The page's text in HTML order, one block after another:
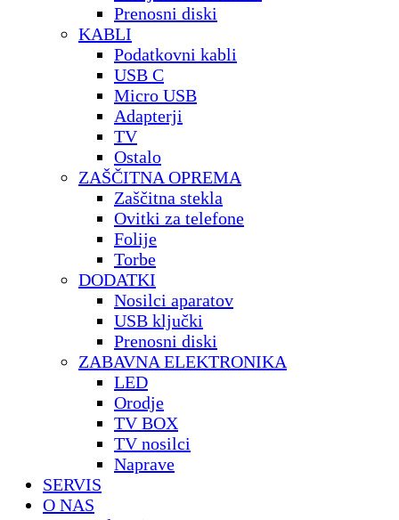
Prenosni diski
KABLI
Podatkovni kabli
USB C
Micro USB
Adapterji
TV
Ostalo
ZAŠČITNA OPREMA
Zaščitna stekla
Ovitki za telefone
Folije
Torbe
DODATKI
Nosilci aparatov
USB ključki
Prenosni diski
ZABAVNA ELEKTRONIKA
LED
Orodje
TV BOX
TV nosilci
Naprave
SERVIS
O NAS